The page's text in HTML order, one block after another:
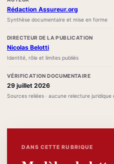
Rédaction Assureur.org
Synthèse documentaire et mise en forme
DIRECTEUR DE LA PUBLICATION
Nicolas Belotti
Identité, rôle et limites publiés
VÉRIFICATION DOCUMENTAIRE
29 juillet 2026
Sources reliées · aucune relecture
DANS CETTE RUBRIQUE